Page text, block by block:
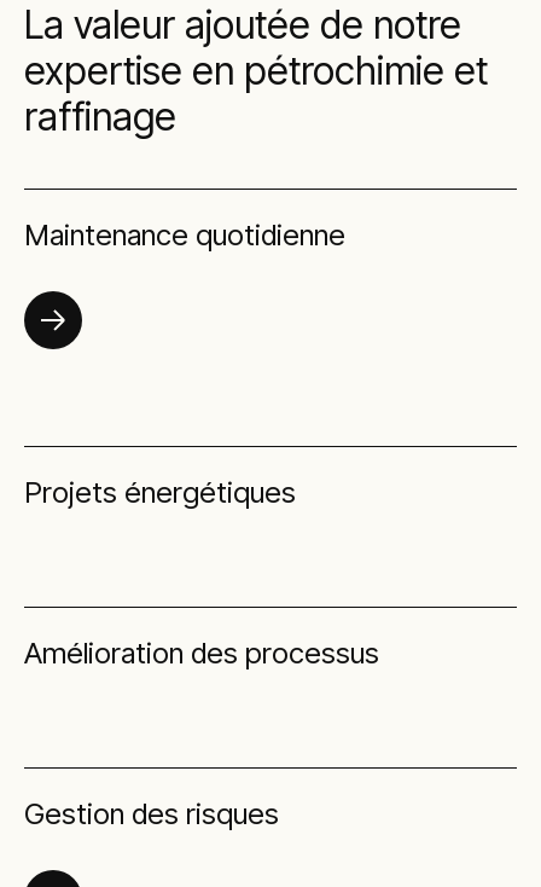
La valeur ajoutée de notre
expertise en pétrochimie et
raffinage
Maintenance quotidienne
Projets énergétiques
Amélioration des processus
Gestion des risques